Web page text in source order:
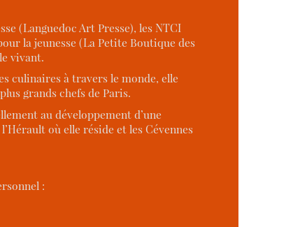
(Languedoc Art Presse), les NTCI
la jeunesse (La Petite Boutique des
vivant.
culinaires à travers le monde, elle
grands chefs de Paris.
au développement d’une
où elle réside et les Cévennes
: